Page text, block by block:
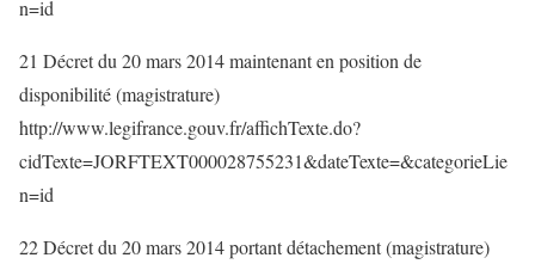
n=id
21 Décret du 20 mars 2014 maintenant en position de
disponibilité (magistrature)
http://www.legifrance.gouv.fr/affichTexte.do?
cidTexte=JORFTEXT000028755231&dateTexte=&categorieLie
n=id
22 Décret du 20 mars 2014 portant détachement (magistrature)